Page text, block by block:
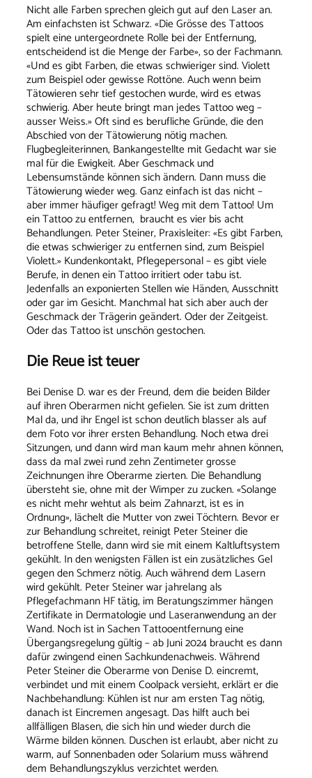
Nicht alle Farben sprechen gleich gut auf den Laser an.
Am einfachsten ist Schwarz. «Die Grösse des Tattoos
spielt eine untergeordnete Rolle bei der Entfernung,
entscheidend ist die Menge der Farbe», so der Fachmann.
«Und es gibt Farben, die etwas schwieriger sind. Violett
zum Beispiel oder gewisse Rottöne. Auch wenn beim
Tätowieren sehr tief gestochen wurde, wird es etwas
schwierig. Aber heute bringt man jedes Tattoo weg –
ausser Weiss.» Oft sind es berufliche Gründe, die den
Abschied von der Tätowierung nötig machen.
Flugbegleiterinnen, Bankangestellte mit Gedacht war sie
mal für die Ewigkeit. Aber Geschmack und
Lebensumstände können sich ändern. Dann muss die
Tätowierung wieder weg. Ganz einfach ist das nicht –
aber immer häufiger gefragt! Weg mit dem Tattoo! Um
ein Tattoo zu entfernen, braucht es vier bis acht
Behandlungen. Peter Steiner, Praxisleiter: «Es gibt Farben,
die etwas schwieriger zu entfernen sind, zum Beispiel
Violett.» Kundenkontakt, Pflegepersonal – es gibt viele
Berufe, in denen ein Tattoo irritiert oder tabu ist.
Jedenfalls an exponierten Stellen wie Händen, Ausschnitt
oder gar im Gesicht. Manchmal hat sich aber auch der
Geschmack der Trägerin geändert. Oder der Zeitgeist.
Oder das Tattoo ist unschön gestochen.
Die Reue ist teuer
Bei Denise D. war es der Freund, dem die beiden Bilder
auf ihren Oberarmen nicht gefielen. Sie ist zum dritten
Mal da, und ihr Engel ist schon deutlich blasser als auf
dem Foto vor ihrer ersten Behandlung. Noch etwa drei
Sitzungen, und dann wird man kaum mehr ahnen können,
dass da mal zwei rund zehn Zentimeter grosse
Zeichnungen ihre Oberarme zierten. Die Behandlung
übersteht sie, ohne mit der Wimper zu zucken. «Solange
es nicht mehr wehtut als beim Zahnarzt, ist es in
Ordnung», lächelt die Mutter von zwei Töchtern. Bevor er
zur Behandlung schreitet, reinigt Peter Steiner die
betroffene Stelle, dann wird sie mit einem Kaltluftsystem
gekühlt. In den wenigsten Fällen ist ein zusätzliches Gel
gegen den Schmerz nötig. Auch während dem Lasern
wird gekühlt. Peter Steiner war jahrelang als
Pflegefachmann HF tätig, im Beratungszimmer hängen
Zertifikate in Dermatologie und Laseranwendung an der
Wand. Noch ist in Sachen Tattooentfernung eine
Übergangsregelung gültig – ab Juni 2024 braucht es dann
dafür zwingend einen Sachkundenachweis. Während
Peter Steiner die Oberarme von Denise D. eincremt,
verbindet und mit einem Coolpack versieht, erklärt er die
Nachbehandlung: Kühlen ist nur am ersten Tag nötig,
danach ist Eincremen angesagt. Das hilft auch bei
allfälligen Blasen, die sich hin und wieder durch die
Wärme bilden können. Duschen ist erlaubt, aber nicht zu
warm, auf Sonnenbaden oder Solarium muss während
dem Behandlungszyklus verzichtet werden.